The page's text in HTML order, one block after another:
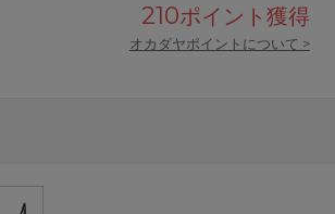
210ポイント獲得
オカダヤポイントについて >